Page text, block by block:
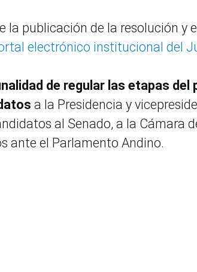
la publicación de la resolución y
electrónico institucional del
de regular las etapas
a la Presidencia y
al Senado, a la Cámara
ante el Parlamento Andino.